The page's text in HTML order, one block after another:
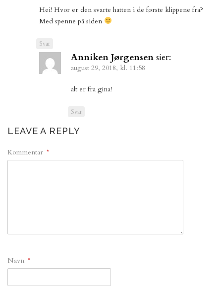
Hei! Hvor er den svarte hatten i de første klippene fra?
Med spenne på siden
Svar
Anniken Jørgensen sier:
august 29, 2018, kl. 11:58
alt er fra gina!
Svar
LEAVE A REPLY
Kommentar *
Navn *